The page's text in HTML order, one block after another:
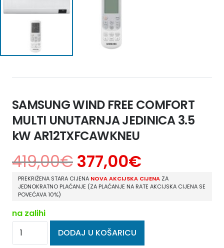
SAMSUNG WIND FREE COMFORT
MULTI UNUTARNJA JEDINICA 3.5
kW AR12TXFCAWKNEU
419,00€ 377,00€
PREKRIŽENA STARA CIJENA NOVA AKCIJSKA CIJENA ZA
JEDNOKRATNO PLAĆANJE (ZA PLAĆANJE NA RATE AKCIJSKA CIJENA SE
POVEĆAVA 10%)
na zalihi
SAMSUNG
WIND
DODAJ U KOŠARICU